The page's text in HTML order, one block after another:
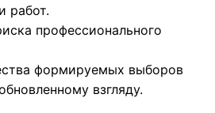
работ.
профессионального
формируемых выборов
взгляду.